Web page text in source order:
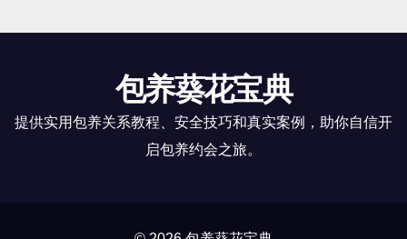
包养葵花宝典
提供实用包养关系教程、安全技巧和真实案例，助你自信开
启包养约会之旅。